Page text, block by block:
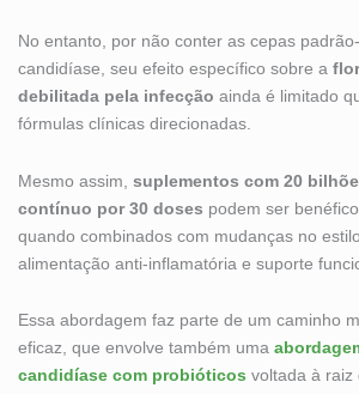
No entanto, por não conter as cepas
candidíase, seu efeito específico sobre a
debilitada pela infecção ainda é limitado
fórmulas clínicas direcionadas.
Mesmo assim, suplementos com 20
contínuo por 30 doses podem ser
quando combinados com mudanças no
alimentação anti-inflamatória e suporte
Essa abordagem faz parte de um caminho
eficaz, que envolve também uma
candidíase com probióticos voltada à raiz